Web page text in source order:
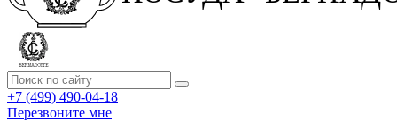
+7 (499) 490-04-18
Перезвоните мне